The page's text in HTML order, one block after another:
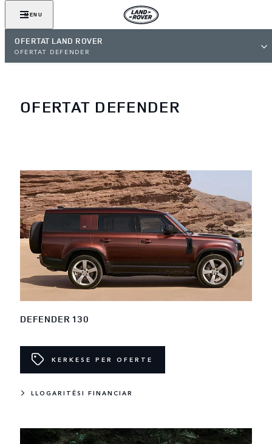
MENU
OFERTAT LAND ROVER
OFERTAT DEFENDER
OFERTAT DEFENDER
DEFENDER 130
KERKESE PER OFERTE
LLOGARITËSI FINANCIAR